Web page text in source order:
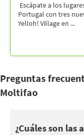
Escápate a los
Portugal con tres
Yelloh! Village en ...
Preguntas
Moltifao
¿Cuáles son
Moltifao se